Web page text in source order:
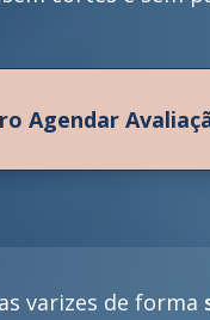
Agendar
varizes de forma